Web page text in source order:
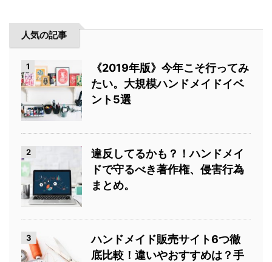
人気の記事
1
《2019年版》今年こそ行ってみ
たい。大規模ハンドメイドイベ
ント5選
2
違反してるかも？！ハンドメイ
ドで守るべき著作権、侵害行為
まとめ。
3
ハンドメイド販売サイト6つ徹
底比較！違いやおすすめは？手